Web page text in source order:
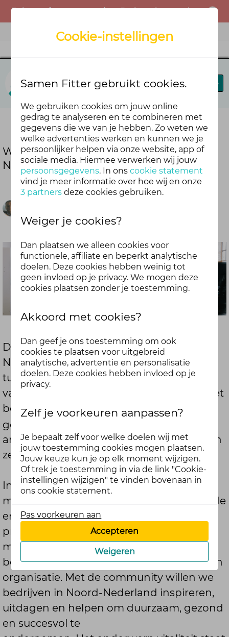
Deel deze blog
Welkom bij Vitaal Ondernemend Noord
Nederland
De community Vitaal Ondernemend
Noord-Nederland, is een samenwerking
tussen De Friesland en VNO-NCW Noord
vanuit een gedeelde ambitie. W
e willen het
bedrijfsleven in het Noorden vitaler en
gezonder maken.
ambitie en daar kunnen jij en ik stappen in
zetten.
Investeren in gezonde en vitale
medewerkers is van groot belang. Gezonde
en vitale medewerkers zijn namelijk
productiever, meer stressbestendig,
minder vaak ziek en dus cruciaal voor het
bedrijfsresultaat en de continuïteit van een
organisatie. Met de community willen we
bedrijven in Noord-Nederland inspireren,
uitdagen en helpen om duurzaam, gezond
en succesvol te
Cookie-instellingen
Samen Fitter gebruikt cookies.
We gebruiken cookies om jouw online
gedrag te analyseren en te combineren met
gegevens die we van je hebben. Zo weten we
welke advertenties werken en kunnen we je
persoonlijker helpen via onze website, app of
sociale media. Hiermee verwerken wij jouw
persoonsgegevens. In onscookie statement
vind je meer informatie over hoe wij en onze
3 partners deze cookies gebruiken.
Weiger je cookies?
Dan plaatsen we alleen cookies voor
functionele, affiliate en beperkt analytische
doelen. Deze cookies hebben weinig tot
geen invloed op je privacy. We mogen deze
cookies plaatsen zonder je toestemming.
Akkoord met cookies?
Dan geef je ons toestemming om ook
cookies te plaatsen voor uitgebreid
analytische, advertentie en personalisatie
doelen. Deze cookies hebben invloed op je
privacy.
Zelf je voorkeuren aanpassen?
Je bepaalt zelf voor welke doelen wij met
jouw toestemming cookies mogen plaatsen.
Jouw keuze kun je op elk moment wijzigen.
Of trek je toestemming in via de link "Cookie-
instellingen wijzigen" te vinden bovenaan in
ons cookie statement.
Pas voorkeuren aan
Accepteren
Weigeren
Er is een fout opgetreden. Probeer het opnieuw of neem contact op met de beheerder.